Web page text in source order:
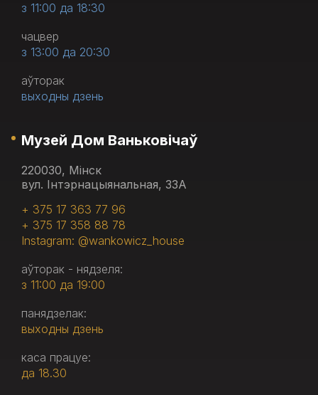
з 11:00 да 18:30
чацвер
з 13:00 да 20:30
аўторак
выходны дзень
Музей Дом Ваньковічаў
220030, Мінск
вул. Інтэрнацыянальная, 33А
+ 375 17 363 77 96
+ 375 17 358 88 78
Instagram: @wankowicz_house
аўторак - нядзеля:
з 11:00 да 19:00
панядзелак:
выходны дзень
каса працуе:
да 18.30